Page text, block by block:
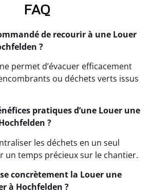
FAQ
de recourir à une Louer
?
permet d’évacuer efficacement
ou déchets verts issus
pratiques d’une Louer une
?
les déchets en un seul
un temps précieux sur le chantier.
concrètement la Louer une
à Hochfelden ?